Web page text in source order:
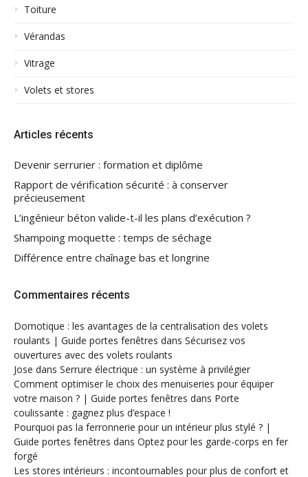
Toiture
Vérandas
Vitrage
Volets et stores
Articles récents
Devenir serrurier : formation et diplôme
Rapport de vérification sécurité : à conserver
précieusement
L’ingénieur béton valide-t-il les plans d’exécution ?
Shampoing moquette : temps de séchage
Différence entre chaînage bas et longrine
Commentaires récents
Domotique : les avantages de la centralisation des volets
roulants | Guide portes fenêtres dans Sécurisez vos
ouvertures avec des volets roulants
Jose dans Serrure électrique : un système à privilégier
Comment optimiser le choix des menuiseries pour équiper
votre maison ? | Guide portes fenêtres dans Porte
coulissante : gagnez plus d’espace !
Pourquoi pas la ferronnerie pour un intérieur plus stylé ? |
Guide portes fenêtres dans Optez pour les garde-corps en fer
forgé
Les stores intérieurs : incontournables pour plus de confort et